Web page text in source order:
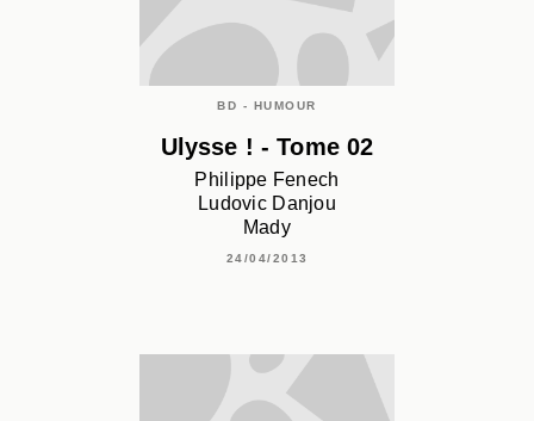
BD - HUMOUR
Ulysse ! - Tome 02
Philippe Fenech
Ludovic Danjou
Mady
24/04/2013